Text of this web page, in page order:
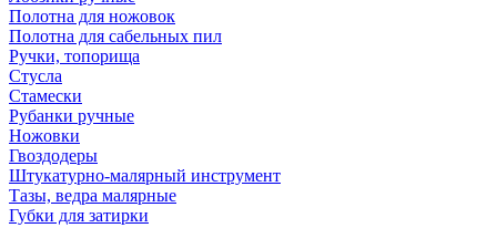
Полотна для ножовок
Полотна для сабельных пил
Ручки, топорища
Стусла
Стамески
Рубанки ручные
Ножовки
Гвоздодеры
Штукатурно-малярный инструмент
Тазы, ведра малярные
Губки для затирки